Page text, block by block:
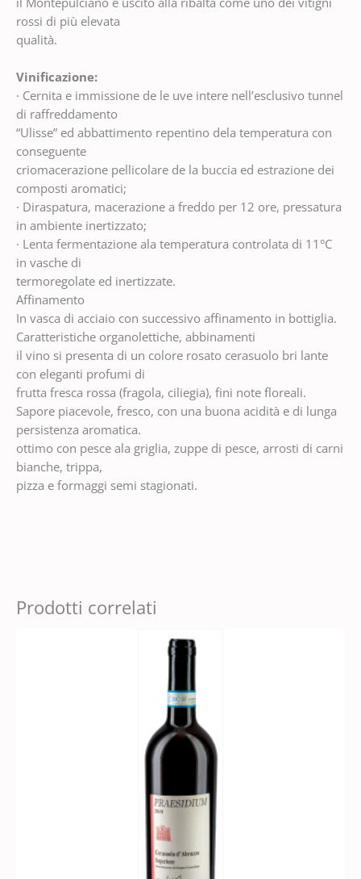
rossi di più elevata
qualità.
Vinificazione:
· Cernita e immissione de le uve intere nell’esclusivo tunnel
di raffreddamento
“Ulisse” ed abbattimento repentino dela temperatura con
conseguente
criomacerazione pellicolare de la buccia ed estrazione dei
composti aromatici;
· Diraspatura, macerazione a freddo per 12 ore, pressatura
in ambiente inertizzato;
· Lenta fermentazione ala temperatura controlata di 11°C
in vasche di
termoregolate ed inertizzate.
Affinamento
In vasca di acciaio con successivo affinamento in bottiglia.
Caratteristiche organolettiche, abbinamenti
il vino si presenta di un colore rosato cerasuolo bri lante
con eleganti profumi di
frutta fresca rossa (fragola, ciliegia), fini note floreali.
Sapore piacevole, fresco, con una buona acidità e di lunga
persistenza aromatica.
ottimo con pesce ala griglia, zuppe di pesce, arrosti di carni
bianche, trippa,
pizza e formaggi semi stagionati.
Prodotti correlati